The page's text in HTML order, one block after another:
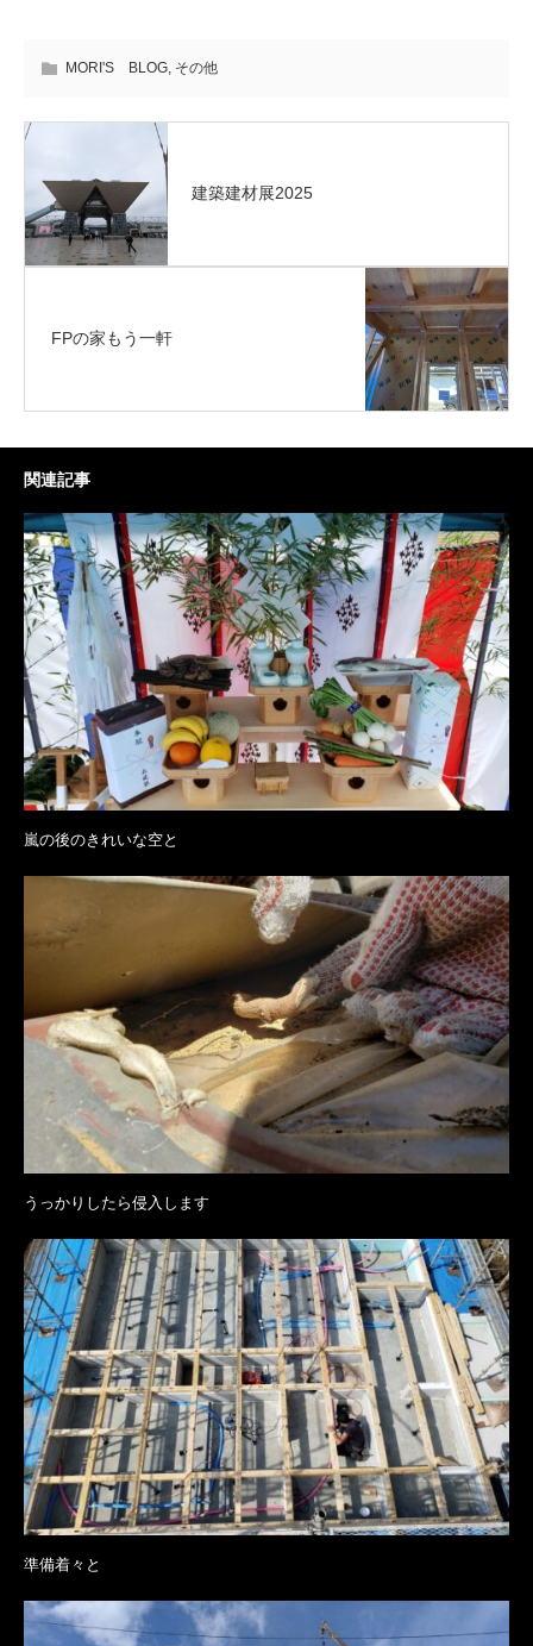
MORI'S BLOG, その他
建築建材展2025
FPの家もう一軒
関連記事
嵐の後のきれいな空と
うっかりしたら侵入します
準備着々と